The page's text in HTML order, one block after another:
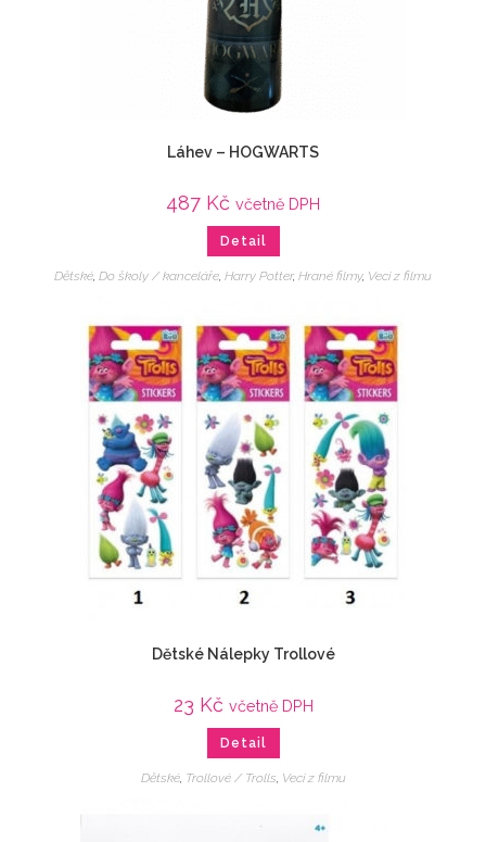
Láhev – HOGWARTS
487 Kč včetně DPH
Detail
Dětské, Do školy / kanceláře, Harry Potter, Hrané filmy, Veci z filmu
Dětské Nálepky Trollové
23 Kč včetně DPH
Detail
Dětské, Trollové / Trolls, Veci z filmu